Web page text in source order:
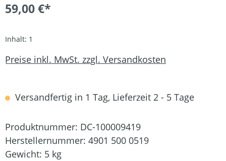
59,00 €*
Inhalt: 1
Preise inkl. MwSt. zzgl. Versandkosten
Versandfertig in 1 Tag, Lieferzeit 2 - 5 Tage
Produktnummer: DC-100009419
Herstellernummer: 4901 500 0519
Gewicht: 5 kg